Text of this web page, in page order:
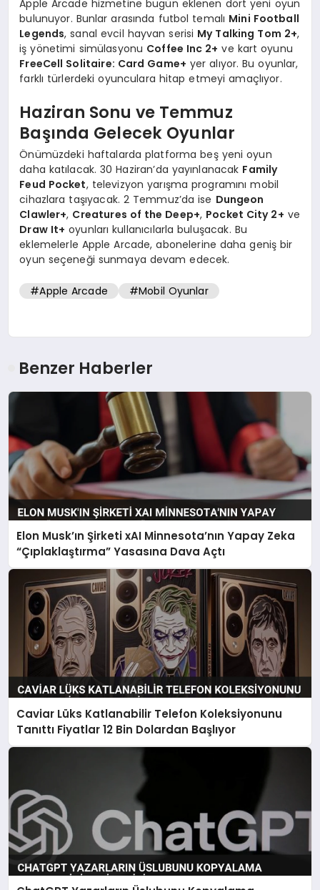
Apple Arcade hizmetine bugün eklenen dört yeni oyun
bulunuyor. Bunlar arasında futbol temalı Mini Football
Legends, sanal evcil hayvan serisi My Talking Tom 2+,
iş yönetimi simülasyonu Coffee Inc 2+ ve kart oyunu
FreeCell Solitaire: Card Game+ yer alıyor. Bu oyunlar,
farklı türlerdeki oyunculara hitap etmeyi amaçlıyor.
Haziran Sonu ve Temmuz
Başında Gelecek Oyunlar
Önümüzdeki haftalarda platforma beş yeni oyun
daha katılacak. 30 Haziran’da yayınlanacak Family
Feud Pocket, televizyon yarışma programını mobil
cihazlara taşıyacak. 2 Temmuz’da ise Dungeon
Clawler+, Creatures of the Deep+, Pocket City 2+ ve
Draw It+ oyunları kullanıcılarla buluşacak. Bu
eklemelerle Apple Arcade, abonelerine daha geniş bir
oyun seçeneği sunmaya devam edecek.
#Apple Arcade #Mobil Oyunlar
Benzer Haberler
Elon Musk’ın Şirketi xAI Minnesota’nın Yapay Zeka
“Çıplaklaştırma” Yasasına Dava Açtı
Caviar Lüks Katlanabilir Telefon Koleksiyonunu
Tanıttı Fiyatlar 12 Bin Dolardan Başlıyor